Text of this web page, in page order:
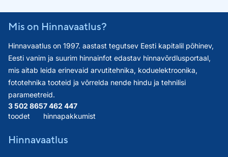
Mis on Hinnavaatlus?
Hinnavaatlus on 1997. aastast tegutsev Eesti kapitalil põhinev,
Eesti vanim ja suurim hinnainfot edastav hinnavõrdlusportaal,
mis aitab leida erinevaid arvutitehnika, koduelektroonika,
fototehnika tooteid ja võrrelda nende hindu ja tehnilisi
parameetreid.
3 502 865
toodet
7 462 447
hinnapakkumist
Hinnavaatlus